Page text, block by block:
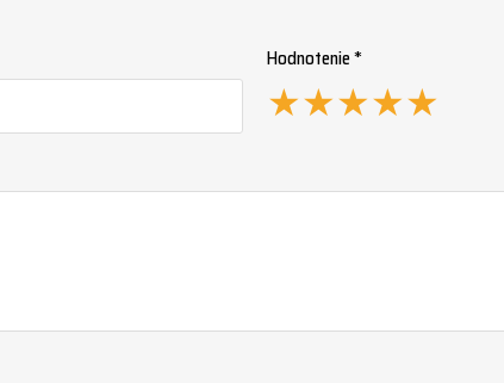
Hodnotenie *
★
★
★
★
★